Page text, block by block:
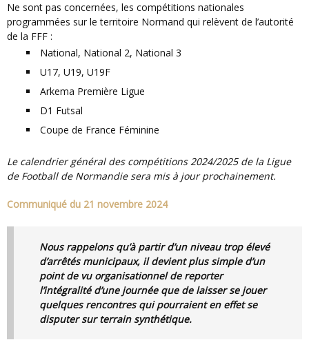
Ne sont pas concernées, les compétitions nationales
programmées sur le territoire Normand qui relèvent de l’autorité
de la FFF :
National, National 2, National 3
U17, U19, U19F
Arkema Première Ligue
D1 Futsal
Coupe de France Féminine
Le calendrier général des compétitions 2024/2025 de la Ligue
de Football de Normandie sera mis à jour prochainement.
Communiqué du 21 novembre 2024
Nous rappelons qu’à partir d’un niveau trop élevé
d’arrêtés municipaux, il devient plus simple d’un
point de vu organisationnel de reporter
l’intégralité d’une journée que de laisser se jouer
quelques rencontres qui pourraient en effet se
disputer sur terrain synthétique.